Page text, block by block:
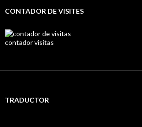
a
CONTADOR DE VISITES
contador visitas
TRADUCTOR